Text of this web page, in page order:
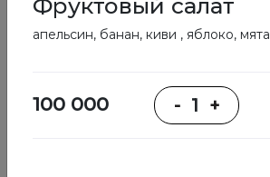
Фруктовый салат
апельсин, банан, киви , яблоко, мята
100 000 - 1 +